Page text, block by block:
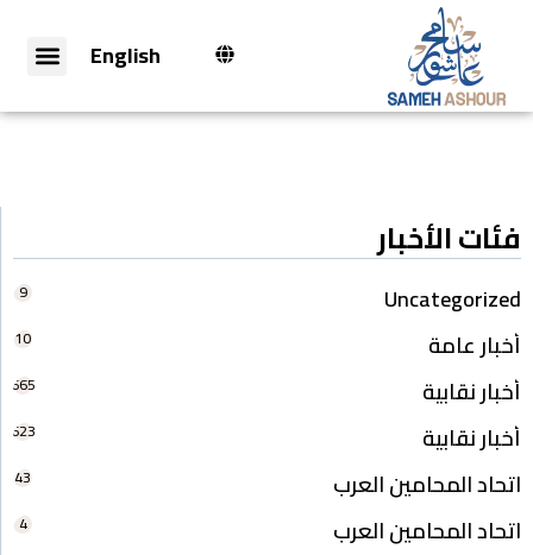
English
فئات الأخبار
Uncategorized
9
أخبار عامة 10
أخبار نقابية 665
أخبار نقابية 623
اتحاد المحامين العرب 43
اتحاد المحامين العرب 4